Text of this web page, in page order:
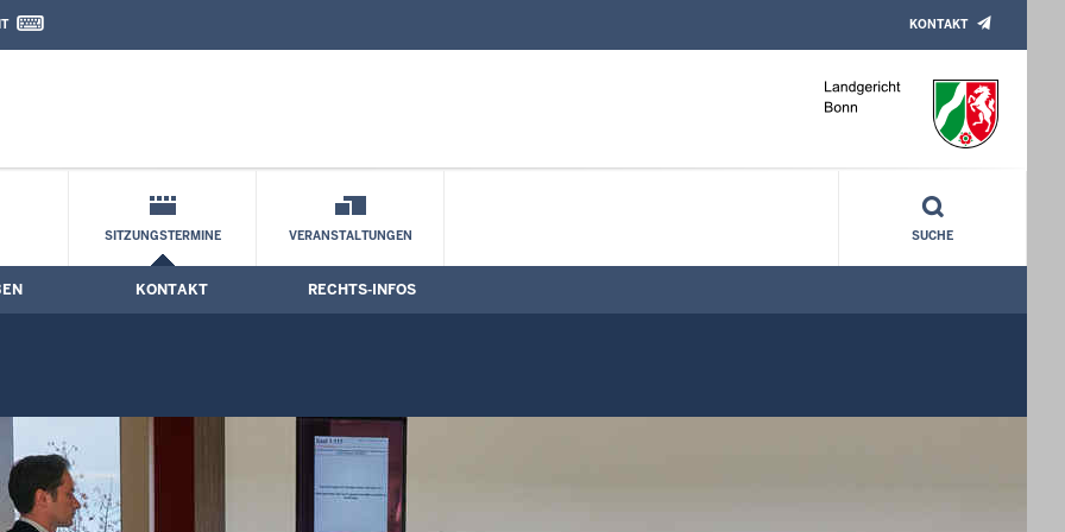
Kontaktformular
KONTAKT
SITZUNGSTERMINE VERANSTALTUNGEN SUCHE
KONTAKT RECHTS-INFOS